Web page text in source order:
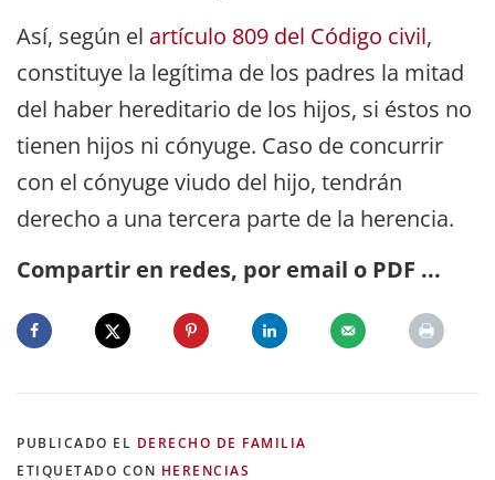
Así, según el artículo 809 del Código civil,
constituye la legítima de los padres la mitad
del haber hereditario de los hijos, si éstos no
tienen hijos ni cónyuge. Caso de concurrir
con el cónyuge viudo del hijo, tendrán
derecho a una tercera parte de la herencia.
Compartir en redes, por email o PDF ...
PUBLICADO EL DERECHO DE FAMILIA
ETIQUETADO CON HERENCIAS